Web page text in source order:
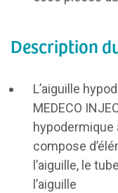
Description
L’aiguille
MEDECO
hypodermique
compose
l’aiguille, le
l’aiguille